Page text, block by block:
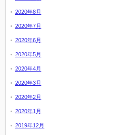
2020年8月
2020年7月
2020年6月
2020年5月
2020年4月
2020年3月
2020年2月
2020年1月
2019年12月